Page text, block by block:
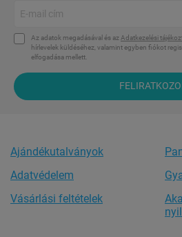
Az adatok megadásával és az Adatkezelési
hírlevelek küldéséhez, valamint egyben fiókot
elfogadása mellett.
Ajándékutalványok
Adatvédelem
Vásárlási feltételek